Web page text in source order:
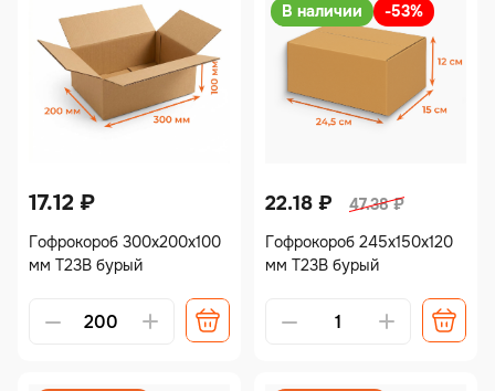
17.12 ₽
Гофрокороб 300х200х100
мм Т23В бурый
В наличии
-53%
22.18₽ 47.38₽
Гофрокороб 245х150х120
мм Т23В бурый